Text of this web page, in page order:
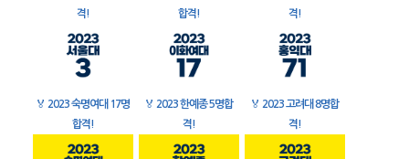
격!
합격!
격!
🏅 2023 숙명여대 17명
합격!
🏅 2023 한예종 5명합
격!
🏅 2023 고려대 8명합
격!